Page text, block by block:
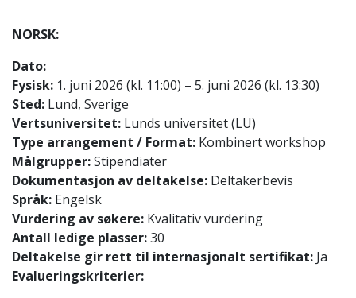
NORSK:
Dato:
Fysisk: 1. juni 2026 (kl. 11:00) – 5. juni 2026 (kl. 13:30)
Sted: Lund, Sverige
Vertsuniversitet: Lunds universitet (LU)
Type arrangement / Format: Kombinert workshop
Målgrupper:Stipendiater
Dokumentasjon av deltakelse: Deltakerbevis
Språk: Engelsk
Vurdering av søkere: Kvalitativ vurdering
Antall ledige plasser:30
Deltakelse gir rett til internasjonalt sertifikat: Ja
Evalueringskriterier: